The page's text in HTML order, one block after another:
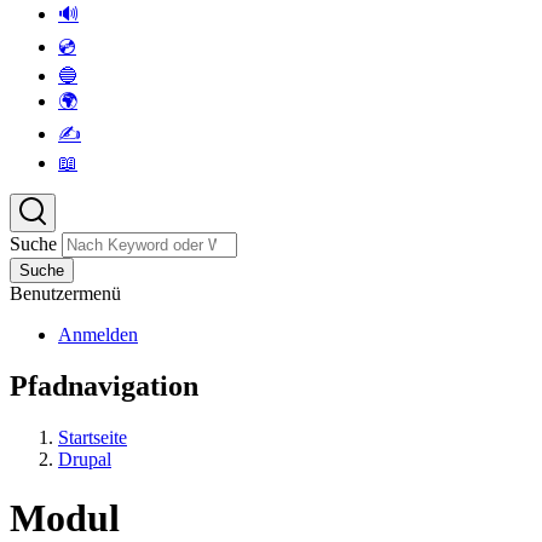
🔊
💿
🔵
🌍
✍️
📖
Suche
Suche
Benutzermenü
Anmelden
Pfadnavigation
Startseite
Drupal
Modul